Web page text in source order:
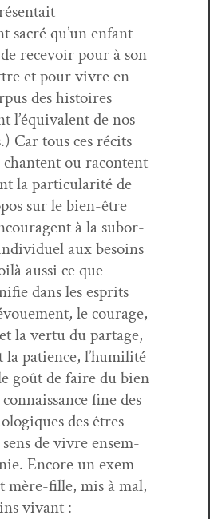
sacré qu’un enfant
recevoir pour à son
et pour vivre en
des his­toires
l’équivalent de nos
Car tous ces réc­its
chantent ou racon­tent
la par­tic­u­lar­ité de
sur le bien-être
à la sub­or­
aux besoins
aus­si ce que
dans les esprits
le courage,
la ver­tu du partage,
la patience, l’humilité
goût de faire du bien
fine des
des êtres
de vivre ensem­
Encore un exem­
mère-fille, mis à mal,
vivant :